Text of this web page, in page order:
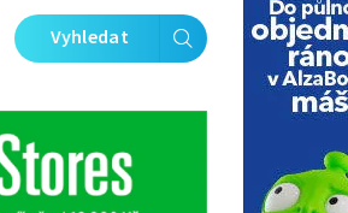
Vyhledat
Zavřít galerii